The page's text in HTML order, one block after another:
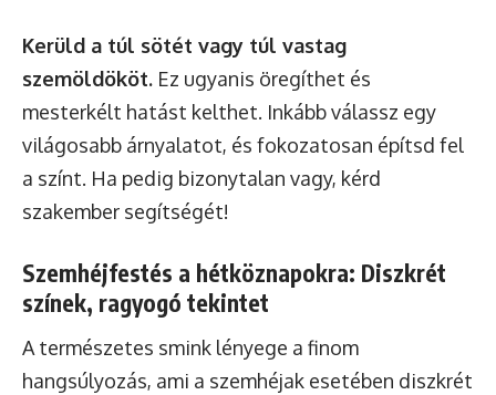
Kerüld a túl sötét vagy túl vastag
szemöldököt. Ez ugyanis öregíthet és
mesterkélt hatást kelthet. Inkább válassz egy
világosabb árnyalatot, és fokozatosan építsd fel
a színt. Ha pedig bizonytalan vagy, kérd
szakember segítségét!
Szemhéjfestés a hétköznapokra: Diszkrét
színek, ragyogó tekintet
A természetes smink lényege a finom
hangsúlyozás, ami a szemhéjak esetében diszkrét